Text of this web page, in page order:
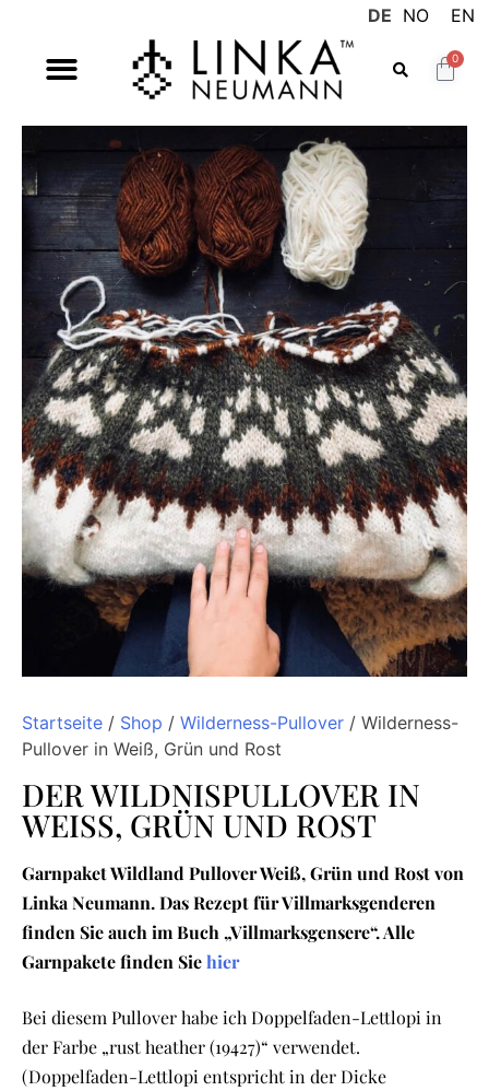
DE NO EN
0
Startseite / Shop / Wilderness-Pullover / Wilderness-
Pullover in Weiß, Grün und Rost
DER WILDNISPULLOVER IN
WEISS, GRÜN UND ROST
Garnpaket Wildland Pullover Weiß, Grün und Rost von
Linka Neumann. Das Rezept für Villmarksgenderen
finden Sie auch im Buch „Villmarksgensere“. Alle
Garnpakete finden Siehier
Bei diesem Pullover habe ich Doppelfaden-Lettlopi in
der Farbe „rust heather (19427)“ verwendet.
(Doppelfaden-Lettlopi entspricht in der Dicke